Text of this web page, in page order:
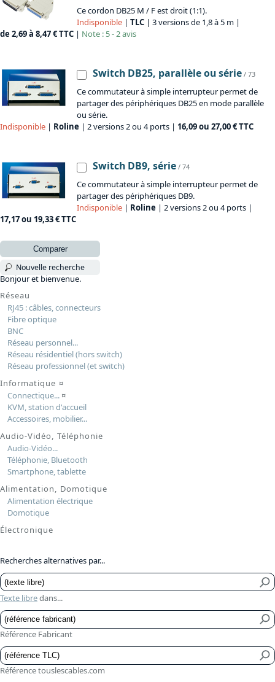
Ce cordon DB25 M / F est droit (1:1).
Indisponible | TLC | 3 versions de 1,8 à 5 m |
de 2,69 à 8,47 € TTC | Note : 5 - 2 avis
Switch DB25, parallèle ou série / 73
Ce commutateur à simple interrupteur permet de
partager des périphériques DB25 en mode parallèle
ou série.
Indisponible | Roline | 2 versions 2 ou 4 ports | 16,09 ou 27,00 € TTC
Switch DB9, série / 74
Ce commutateur à simple interrupteur permet de
partager des périphériques DB9.
Indisponible | Roline | 2 versions 2 ou 4 ports |
17,17 ou 19,33 € TTC
Comparer
Nouvelle recherche
Bonjour et bienvenue.
Réseau
RJ45 : câbles, connecteurs
Fibre optique
BNC
Réseau personnel...
Réseau résidentiel (hors switch)
Réseau professionnel (et switch)
Informatique ¤
Connectique...¤
KVM, station d'accueil
Accessoires, mobilier...
Audio-Vidéo, Téléphonie
Audio-Vidéo...
Téléphonie, Bluetooth
Smartphone, tablette
Alimentation, Domotique
Alimentation électrique
Domotique
Électronique
Recherches alternatives par...
Texte libredans...
Référence Fabricant
Référence touslescables.com